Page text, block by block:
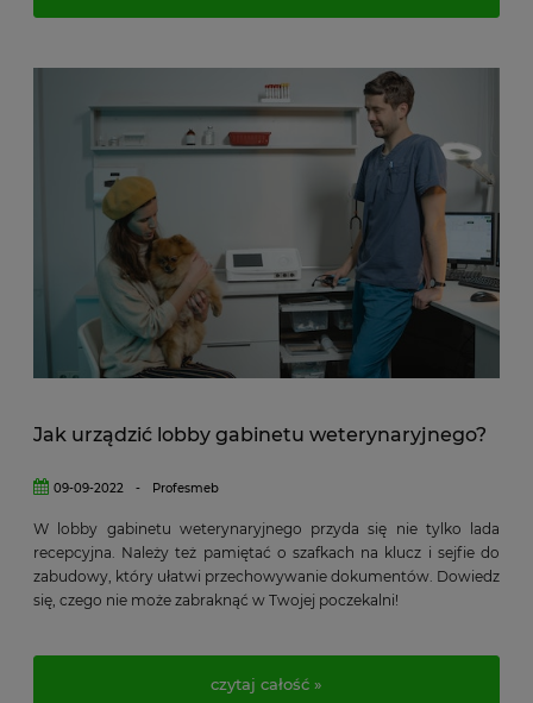
Jak urządzić lobby gabinetu weterynaryjnego?
09-09-2022 - Profesmeb
W lobby gabinetu weterynaryjnego przyda się nie tylko lada
recepcyjna. Należy też pamiętać o szafkach na klucz i sejfie do
zabudowy, który ułatwi przechowywanie dokumentów. Dowiedz
się, czego nie może zabraknąć w Twojej poczekalni!
czytaj całość »